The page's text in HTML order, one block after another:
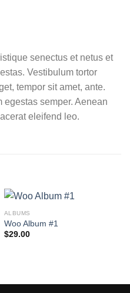
senectus et netus et
Vestibulum tortor
tempor sit amet, ante.
egestas semper. Aenean
eleifend leo.
ALBUMS
Woo Album #1
$29.00